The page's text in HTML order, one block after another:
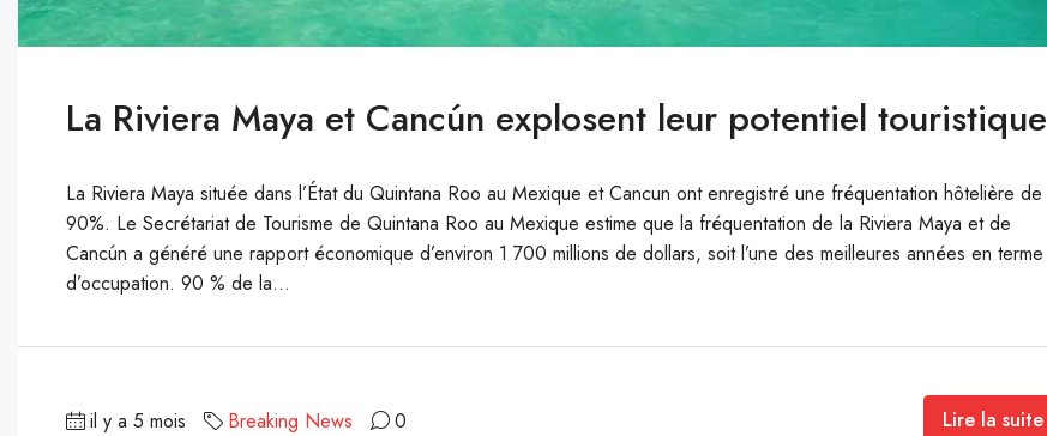
La Riviera Maya et Cancún explosent leur potentiel touristique
La Riviera Maya située dans l’État du Quintana Roo au Mexique et Cancun ont enregistré une fréquentation hôtelière de
90%. Le Secrétariat de Tourisme de Quintana Roo au Mexique estime que la fréquentation de la Riviera Maya et de
Cancún a généré une rapport économique d’environ 1 700 millions de dollars, soit l’une des meilleures années en terme
d’occupation. 90 % de la...
il y a 5 mois Breaking News 0 Lire la suite